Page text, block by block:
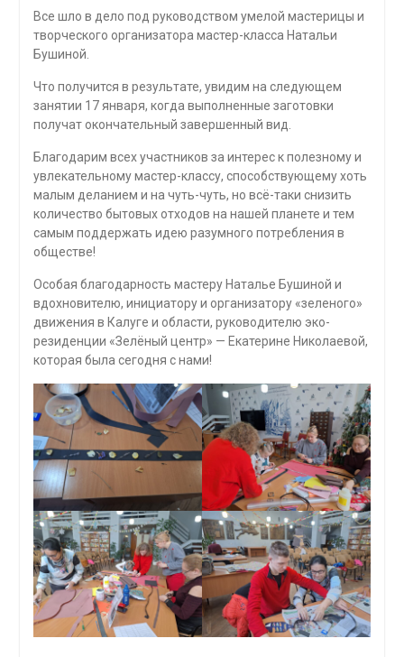
Все шло в дело под руководством умелой мастерицы и
творческого организатора мастер-класса Натальи
Бушиной.
Что получится в результате, увидим на следующем
занятии 17 января, когда выполненные заготовки
получат окончательный завершенный вид.
Благодарим всех участников за интерес к полезному и
увлекательному мастер-классу, способствующему хоть
малым деланием и на чуть-чуть, но всё-таки снизить
количество бытовых отходов на нашей планете и тем
самым поддержать идею разумного потребления в
обществе!
Особая благодарность мастеру Наталье Бушиной и
вдохновителю, инициатору и организатору «зеленого»
движения в Калуге и области, руководителю эко-
резиденции «Зелёный центр» — Екатерине Николаевой,
которая была сегодня с нами!